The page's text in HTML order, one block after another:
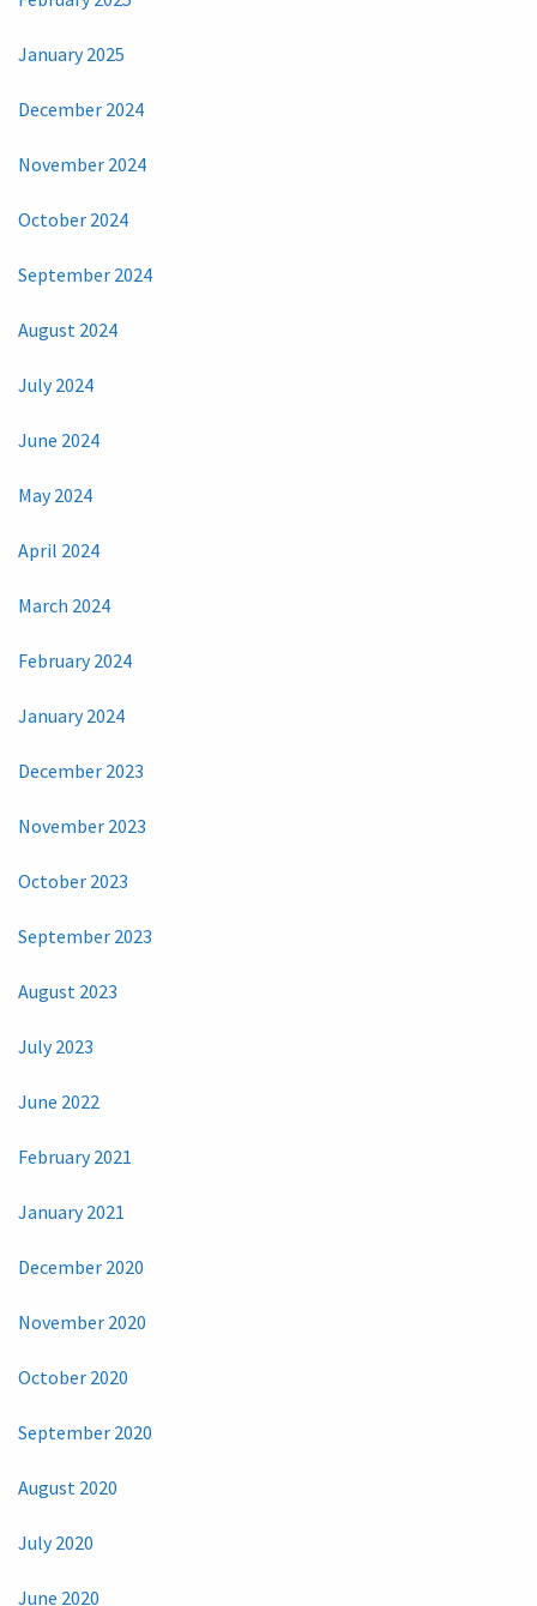
January 2025
December 2024
November 2024
October 2024
September 2024
August 2024
July 2024
June 2024
May 2024
April 2024
March 2024
February 2024
January 2024
December 2023
November 2023
October 2023
September 2023
August 2023
July 2023
June 2022
February 2021
January 2021
December 2020
November 2020
October 2020
September 2020
August 2020
July 2020
June 2020